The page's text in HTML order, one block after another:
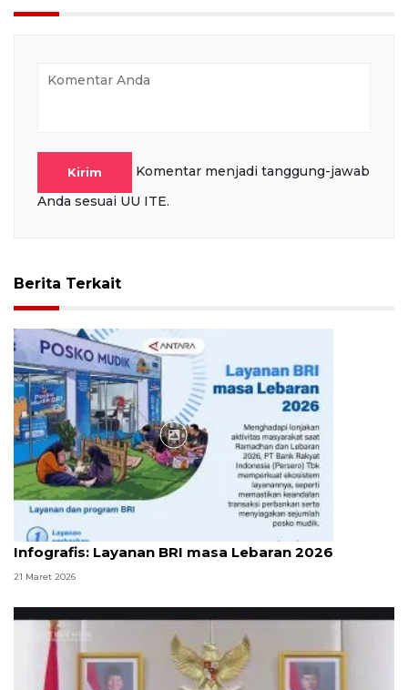
Kirim
Komentar menjadi tanggung-jawab
Anda sesuai UU ITE.
Berita Terkait
Infografik
Infografis: Layanan BRI masa Lebaran 2026
21 Maret 2026